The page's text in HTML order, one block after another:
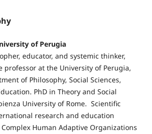
of Perugia
educator, and systemic thinker,
professor at the University of Perugia,
of Philosophy, Social Sciences,
PhD in Theory and Social
University of Rome. Scientific
research and education
Complex Human Adaptive Organizations